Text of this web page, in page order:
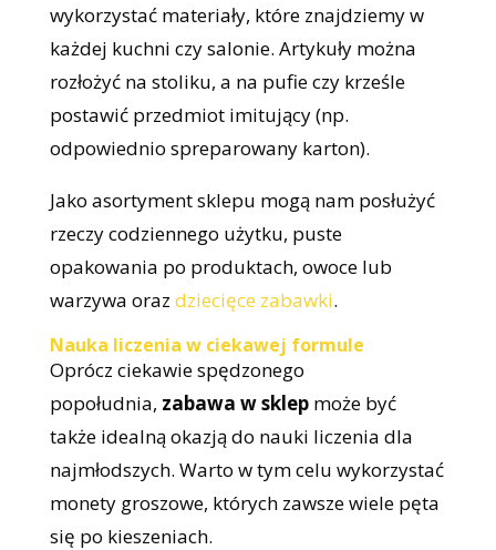
wykorzystać materiały, które znajdziemy w
każdej kuchni czy salonie. Artykuły można
rozłożyć na stoliku, a na pufie czy krześle
postawić przedmiot imitujący (np.
odpowiednio spreparowany karton).
Jako asortyment sklepu mogą nam posłużyć
rzeczy codziennego użytku, puste
opakowania po produktach, owoce lub
warzywa oraz dziecięce zabawki.
Nauka liczenia w ciekawej formule
Oprócz ciekawie spędzonego
popołudnia, zabawa w sklepmoże być
także idealną okazją do nauki liczenia dla
najmłodszych. Warto w tym celu wykorzystać
monety groszowe, których zawsze wiele pęta
się po kieszeniach.